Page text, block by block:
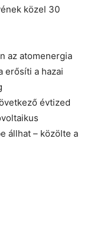
közel 30
az atomenergia
erősíti a hazai
évtized
állhat – közölte a